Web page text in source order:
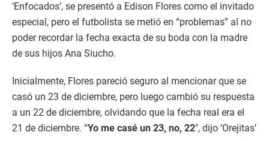
‘Enfocados’, se presentó a Edison Flores como el invitado
especial, pero el futbolista se metió en “problemas” al no
poder recordar la fecha exacta de su boda con la madre
de sus hijos Ana Siucho.
Inicialmente, Flores pareció seguro al mencionar que se
casó un 23 de diciembre, pero luego cambió su respuesta
a un 22 de diciembre, olvidando que la fecha real era el
21 de diciembre. “Yo me casé un 23, no, 22″, dijo ‘Orejitas’